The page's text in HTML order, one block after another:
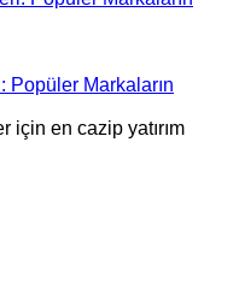
Markaların
için en cazip yatırım